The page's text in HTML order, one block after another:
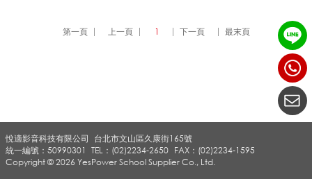
吊
第一頁 上一頁 1 下一頁 最末頁
悅適影音科技有限公司
TEL：(02)2234-2650 FAX：(02)2234-1595
台北市文山區久康街165號
統一編號：50990301
Copyright © 2026 YesPower School Supplier Co., Ltd.